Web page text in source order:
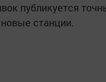
публикуется
станции.